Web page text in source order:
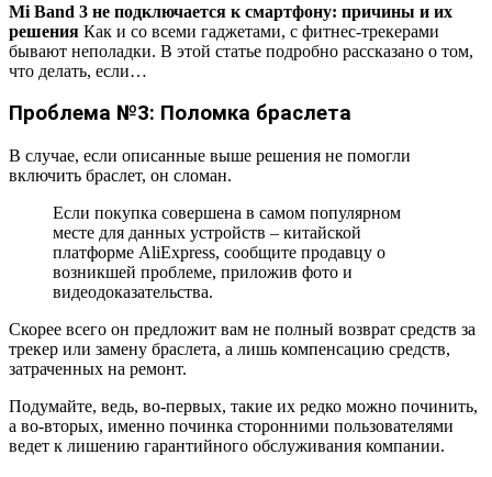
Mi Band 3 не подключается к смартфону: причины и их
решения Как и со всеми гаджетами, с фитнес-трекерами
бывают неполадки. В этой статье подробно рассказано о том,
что делать, если…
Проблема №3: Поломка браслета
В случае, если описанные выше решения не помогли
включить браслет, он сломан.
Если покупка совершена в самом популярном
месте для данных устройств – китайской
платформе AliExpress, сообщите продавцу о
возникшей проблеме, приложив фото и
видеодоказательства.
Скорее всего он предложит вам не полный возврат средств за
трекер или замену браслета, а лишь компенсацию средств,
затраченных на ремонт.
Подумайте, ведь, во-первых, такие их редко можно починить,
а во-вторых, именно починка сторонними пользователями
ведет к лишению гарантийного обслуживания компании.